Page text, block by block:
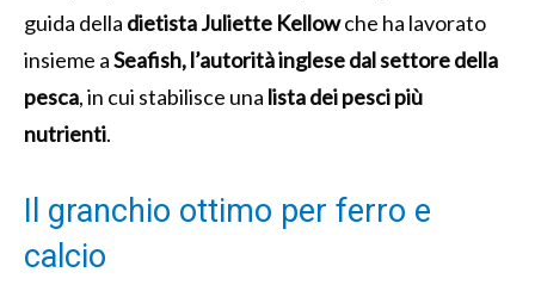
guida della dietista Juliette Kellowche ha lavorato
insieme aSeafish, l’autorità inglese dal settore della
pesca, in cui stabilisce una lista dei pesci più
nutrienti.
Il granchio ottimo per ferro e
calcio